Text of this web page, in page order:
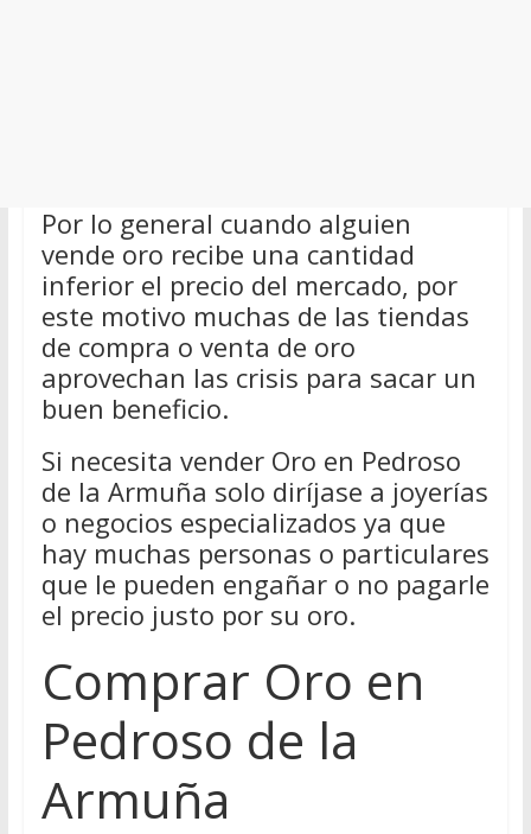
Por lo general cuando alguien
vende oro recibe una cantidad
inferior el precio del mercado, por
este motivo muchas de las tiendas
de compra o venta de oro
aprovechan las crisis para sacar un
buen beneficio.
Si necesita vender Oro en Pedroso
de la Armuña solo diríjase a joyerías
o negocios especializados ya que
hay muchas personas o particulares
que le pueden engañar o no pagarle
el precio justo por su oro.
Comprar Oro en
Pedroso de la
Armuña